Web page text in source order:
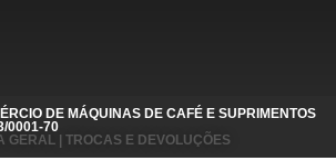
DE MÁQUINAS DE CAFÉ E SUPRIMENTOS
0001-70
GERAL | TROCAS E DEVOLUÇÕES